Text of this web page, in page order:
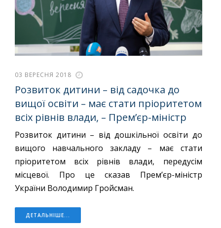
03 ВЕРЕСНЯ 2018
Розвиток дитини – від садочка до
вищої освіти – має стати пріоритетом
всіх рівнів влади, – Прем’єр-міністр
Розвиток дитини – від дошкільної освіти до
вищого навчального закладу – має стати
пріоритетом всіх рівнів влади, передусім
місцевої. Про це сказав Прем’єр-міністр
України Володимир Гройсман.
ДЕТАЛЬНІШЕ...